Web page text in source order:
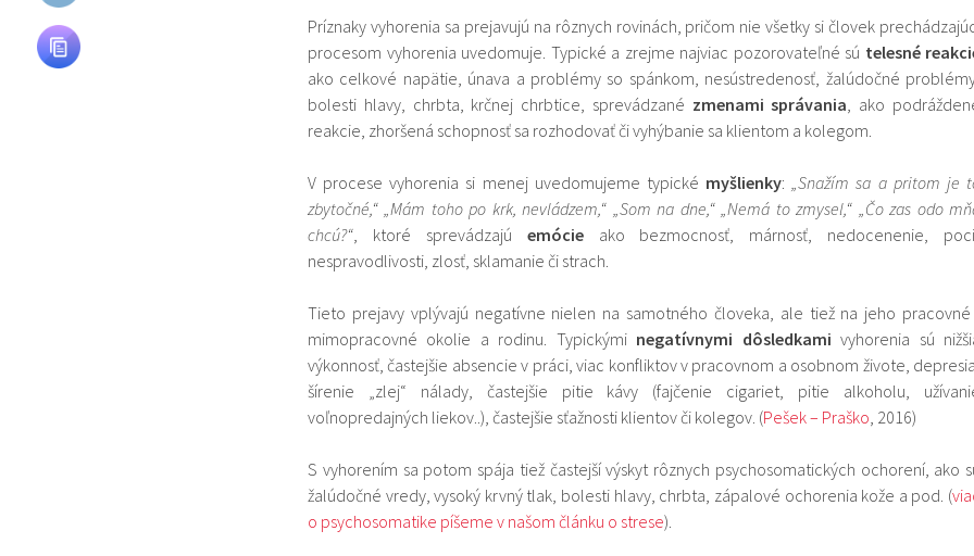
Príznaky vyhorenia sa prejavujú na rôznych rovinách, pričom nie všetky si človek
procesom vyhorenia uvedomuje. Typické a zrejme najviac pozorovateľné sú telesné
ako celkové napätie, únava a problémy so spánkom, nesústredenosť, žalúdočné
bolesti hlavy, chrbta, krčnej chrbtice, sprevádzané zmenami správania , ako
reakcie, zhoršená schopnosť sa rozhodovať či vyhýbanie sa klientom a kolegom.
V procese vyhorenia si menej uvedomujeme typické myšlienky:
„Snažím sa a pritom je
zbytočné,“ „Mám toho po krk, nevládzem,“ „Som na dne,“ „Nemá to zmysel,“ „Čo zas odo
chcú?“ , ktoré sprevádzajú emócie ako bezmocnosť, márnosť, nedocenenie,
nespravodlivosti, zlosť, sklamanie či strach.
Tieto prejavy vplývajú negatívne nielen na samotného človeka, ale tiež na jeho
mimopracovné okolie a rodinu. Typickými negatívnymi dôsledkami vyhorenia sú
výkonnosť, častejšie absencie v práci, viac konfliktov v pracovnom a osobnom živote, depresia,
šírenie „zlej“ nálady, častejšie pitie kávy (fajčenie cigariet, pitie alkoholu,
voľnopredajných liekov..), častejšie sťažnosti klientov či kolegov. (Pešek – Praško , 2016)
S vyhorením sa potom spája tiež častejší výskyt rôznych psychosomatických ochorení, ako
žalúdočné vredy, vysoký krvný tlak, bolesti hlavy, chrbta, zápalové ochorenia kože a pod. (
o psychosomatike píšeme v našom článku o strese).